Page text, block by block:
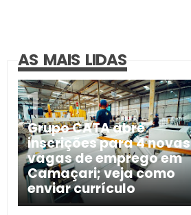
AS MAIS LIDAS
Grupo CATA abre
inscrições para 4 novas
vagas de emprego em
Camaçari; veja como
enviar currículo